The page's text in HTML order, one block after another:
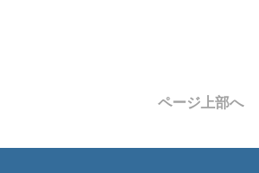
ページ上部へ